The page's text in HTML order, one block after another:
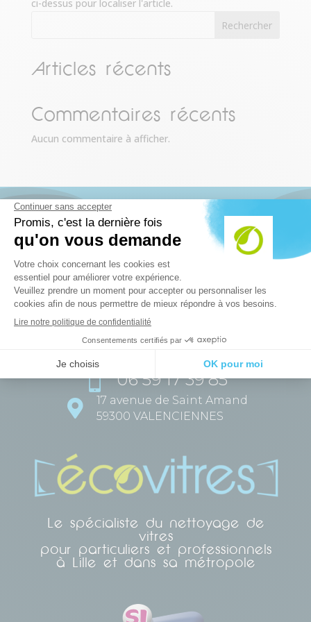
ci-dessus pour localiser l'article.
Rechercher
Articles récents
Commentaires récents
Aucun commentaire à afficher.
MÉTROPOLE LILLOISE
 06 35 77 57 87

59160 LOMME-LILLE
VALENCIENNOIS – DOUAISIS
 06 59 17 39 85

17 avenue de Saint Amand
59300 VALENCIENNES
Le spécialiste du nettoyage de
vitres
pour particuliers et professionnels
à Lille et dans sa métropole